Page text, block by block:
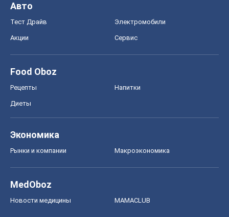
Авто
Тест Драйв Электромобили
Акции Сервис
Food Oboz
Рецепты Напитки
Диеты
Экономика
Рынки и компании Mакроэкономика
MedOboz
Новости медицины MAMACLUB